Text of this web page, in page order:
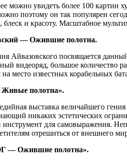
можно увидеть более 100 картин
поэтому он так популярен
блеск и красоту. Масштабное
— Ожившие полотна.
Айвазовского посвящается
видеоряд, большое количество
место известных корабельных
полотна».
выставка величайшего
никаких эстетических
для самовыражения.
отрешиться от внешнего
— Ожившие полотна».